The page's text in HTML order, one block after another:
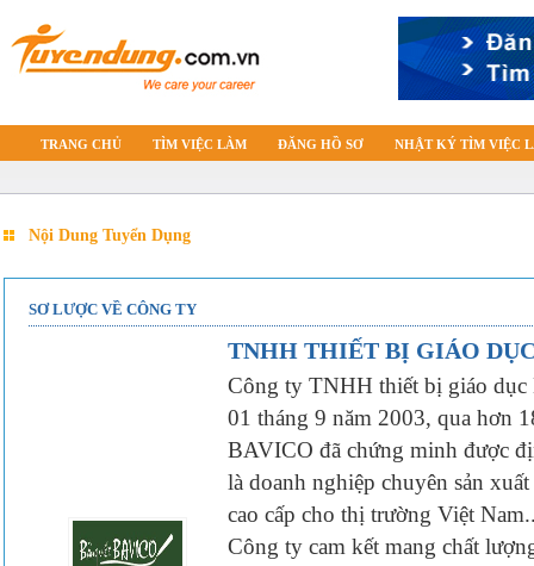
TRANG CHỦ TÌM VIỆC LÀM ĐĂNG HỒ SƠ NHẬT KÝ TÌM VIỆC
Nội Dung Tuyển Dụng
SƠ LƯỢC VỀ CÔNG TY
TNHH THIẾT BỊ GIÁO
Công ty TNHH thiết bị giáo
01 tháng 9 năm 2003, qua hơn
BAVICO đã chứng minh được
là doanh nghiệp chuyên sản
cao cấp cho thị trường Việt
Công ty cam kết mang chất